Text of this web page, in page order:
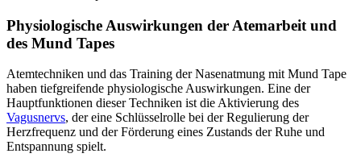
Physiologische Auswirkungen der Atemarbeit und
des Mund Tapes
Atemtechniken und das Training der Nasenatmung mit Mund Tape
haben tiefgreifende physiologische Auswirkungen. Eine der
Hauptfunktionen dieser Techniken ist die Aktivierung des
Vagusnervs, der eine Schlüsselrolle bei der Regulierung der
Herzfrequenz und der Förderung eines Zustands der Ruhe und
Entspannung spielt.